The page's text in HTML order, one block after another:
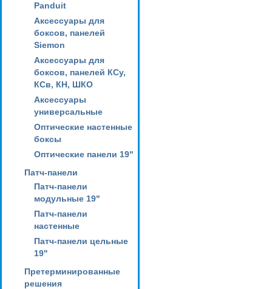
Panduit
Аксессуары для
боксов, панелей
Siemon
Аксессуары для
боксов, панелей КСу,
КСв, КН, ШКО
Аксессуары
универсальные
Оптические настенные
боксы
Оптические панели 19"
Патч-панели
Патч-панели
модульные 19"
Патч-панели
настенные
Патч-панели цельные
19"
Претерминированные
решения